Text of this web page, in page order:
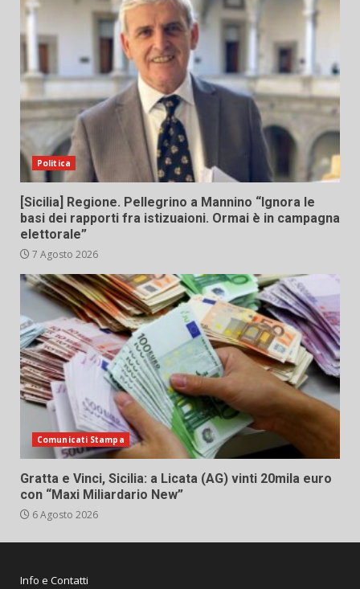
Politica
[Sicilia] Regione. Pellegrino a Mannino “Ignora le
basi dei rapporti fra istizuaioni. Ormai è in campagna
elettorale”
7 Agosto 2026
Comunicati Stampa
Gratta e Vinci, Sicilia: a Licata (AG) vinti 20mila euro
con “Maxi Miliardario New”
6 Agosto 2026
Info e Contatti